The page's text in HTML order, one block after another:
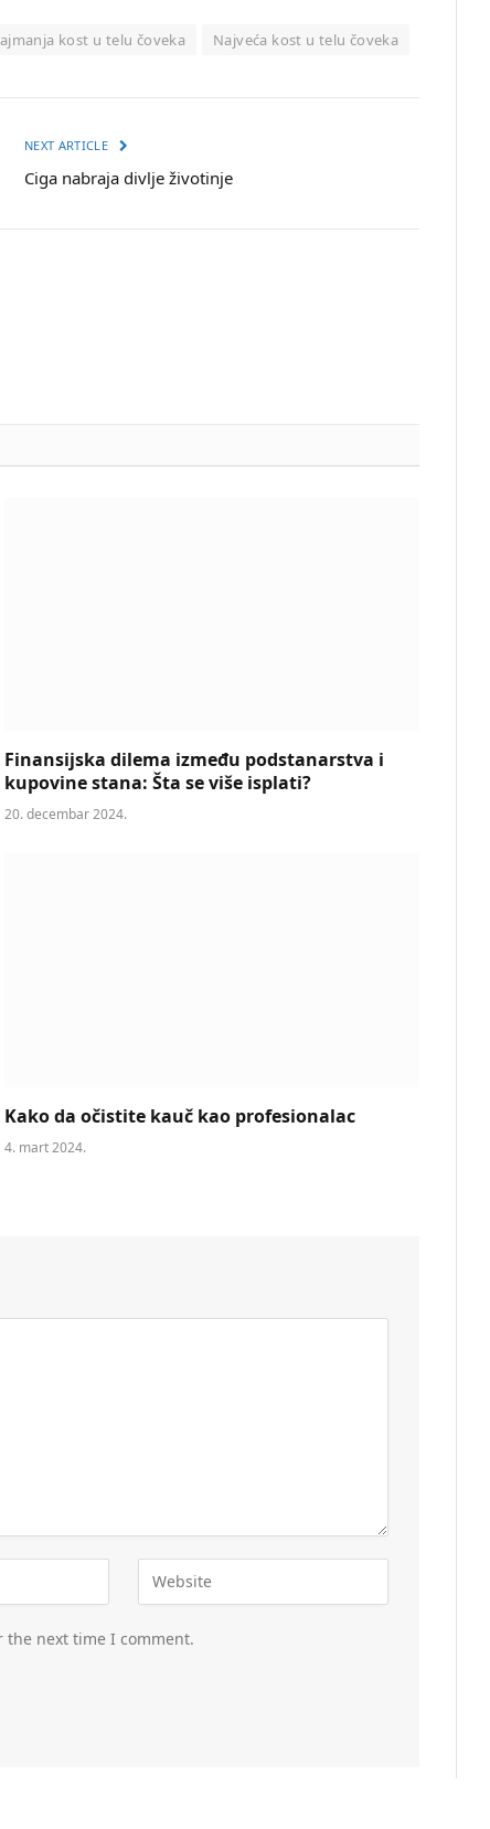
kost u telu čoveka Najveća kost u telu čoveka
NEXT ARTICLE
Ciga nabraja divlje životinje
Finansijska dilema između podstanarstva i
kupovine stana: Šta se više isplati?
20. decembar 2024.
Kako da očistite kauč kao profesionalac
4. mart 2024.
the next time I comment.